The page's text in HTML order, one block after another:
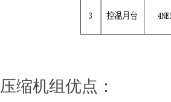
压缩机组优点：